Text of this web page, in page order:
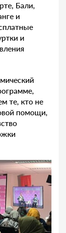
Бали,
и
и
те, кто не
помощи,